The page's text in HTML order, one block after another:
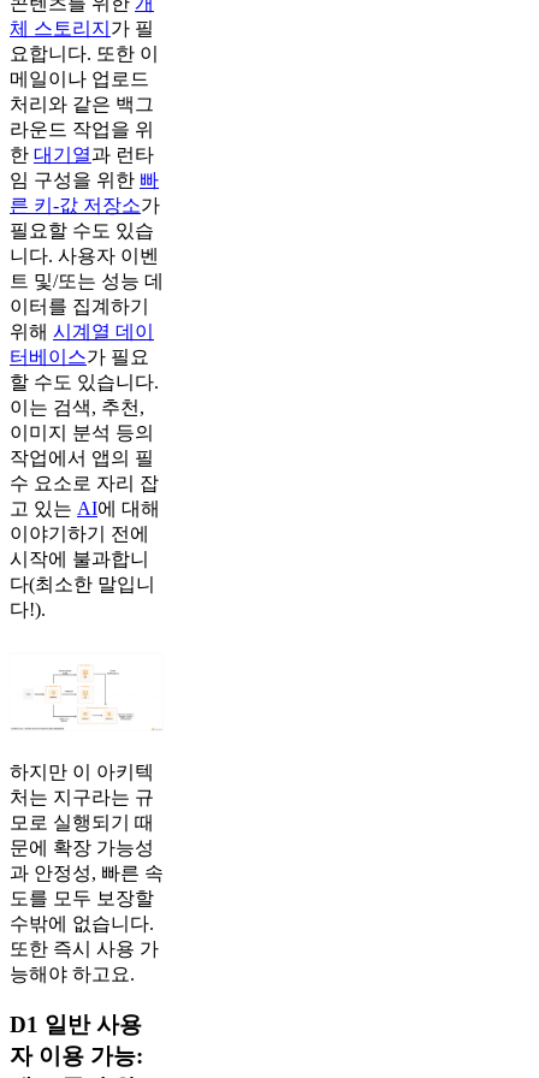
체 스토리지 가 필
요합니다. 또한 이
메일이나 업로드
처리와 같은 백그
라운드 작업을 위
한 대기열과 런타
임 구성을 위한 빠
른 키-값 저장소가
필요할 수도 있습
니다. 사용자 이벤
트 및/또는 성능 데
이터를 집계하기
위해 시계열 데이
터베이스가 필요
할 수도 있습니다.
이는 검색, 추천,
이미지 분석 등의
작업에서 앱의 필
수 요소로 자리 잡
고 있는 AI에 대해
이야기하기 전에
시작에 불과합니
다(최소한 말입니
다!).
하지만 이 아키텍
처는 지구라는 규
모로 실행되기 때
문에 확장 가능성
과 안정성, 빠른 속
도를 모두 보장할
수밖에 없습니다.
또한 즉시 사용 가
능해야 하고요.
D1 일반 사용
자 이용 가능: